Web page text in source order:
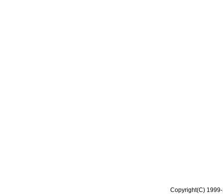
Copyright(C)